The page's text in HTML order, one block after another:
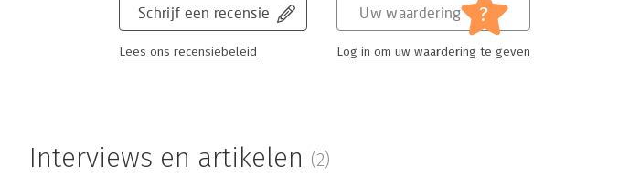
Schrijf een recensie
Lees ons recensiebeleid
Uw waardering ?
Log in om uw waardering te geven
Interviews en artikelen (2)